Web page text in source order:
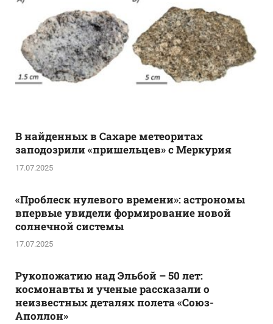
В найденных в Сахаре метеоритах
заподозрили «пришельцев» с Меркурия
17.07.2025
«Проблеск нулевого времени»: астрономы
впервые увидели формирование новой
солнечной системы
17.07.2025
Рукопожатию над Эльбой – 50 лет:
космонавты и ученые рассказали о
неизвестных деталях полета «Союз-
Аполлон»